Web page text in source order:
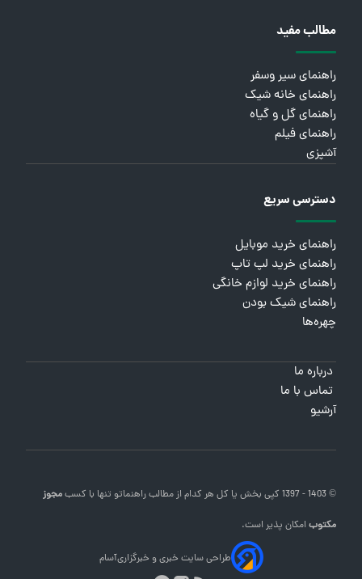
مطالب مفید
راهنمای سیر وسفر
راهنمای خانه شیک
راهنمای گل و گیاه
راهنمای فیلم
آشپزی
دسترسی سریع
راهنمای خرید موبایل
راهنمای خرید لپ تاپ
راهنمای خرید لوازم خانگی
راهنمای شیک بودن
چهره‌ها
درباره ما
تماس با ما
آرشیو
© 1403 - 1397 کپی بخش یا کل هر کدام از مطالب راهنماتو تنها با کسبمجوز
مکتوبامکان پذیر است.
طراحی سایت خبری و خبرگزاریآسام